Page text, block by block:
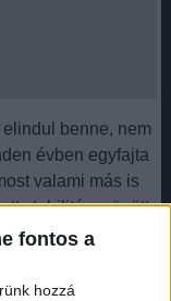
fontos a
hozzá
benne, nem
évben egyfajta
valami más is
stabilitás mögött
látványos törések,
Olyan
újra és újra